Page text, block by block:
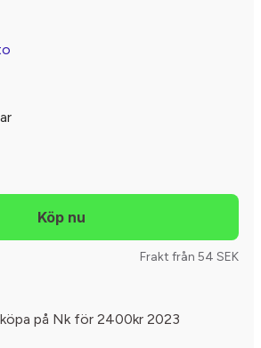
Frakt från 54 SEK
på Nk för 2400kr 2023